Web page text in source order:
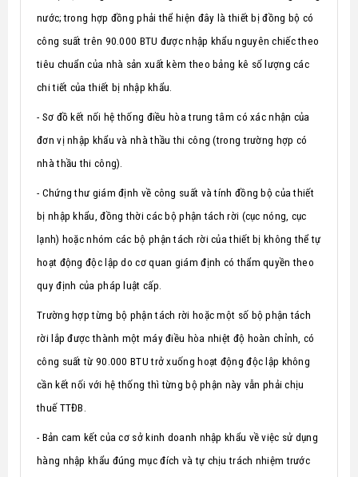
nước; trong hợp đồng phải thể hiện đây là thiết bị đồng bộ có
công suất trên 90.000 BTU được nhập khẩu nguyên chiếc theo
tiêu chuẩn của nhà sản xuất kèm theo bảng kê số lượng các
chi tiết của thiết bị nhập khẩu.
- Sơ đồ kết nối hệ thống điều hòa trung tâm có xác nhận của
đơn vị nhập khẩu và nhà thầu thi công (trong trường hợp có
nhà thầu thi công).
- Chứng thư giám định về công suất và tính đồng bộ của thiết
bị nhập khẩu, đồng thời các bộ phận tách rời (cục nóng, cục
lạnh) hoặc nhóm các bộ phận tách rời của thiết bị không thể tự
hoạt động độc lập do cơ quan giám định có thẩm quyền theo
quy định của pháp luật cấp.
Trường hợp từng bộ phận tách rời hoặc một số bộ phận tách
rời lắp được thành một máy điều hòa nhiệt độ hoàn chỉnh, có
công suất từ 90.000 BTU trở xuống hoạt động độc lập không
cần kết nối với hệ thống thì từng bộ phận này vẫn phải chịu
thuế TTĐB.
- Bản cam kết của cơ sở kinh doanh nhập khẩu về việc sử dụng
hàng nhập khẩu đúng mục đích và tự chịu trách nhiệm trước